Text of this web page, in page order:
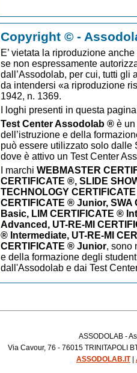
Copyright © -
E’ vietata la riproduzione
se non espressamente
dall’Assodolab, per cui, tutti gli
da intendersi «a riproduzione
1942, n. 1369.
I loghi presenti in questa
Test Center Assodolab ® è
dell’istruzione e della
può essere utilizzato solo dalle
dove è attivo un Test Center
I marchi WEBMASTER
CERTIFICATE ®, SLIDE
TECHNOLOGY
CERTIFICATE ® Junior, SWA
Basic, LIM CERTIFICATE ®
Advanced, UT-RE-MI
® Intermediate, UT-RE-MI
CERTIFICATE ® Junior, sono
e della formazione degli
dall'Assodolab e dai Test
ASSODOLAB -
Via Cavour, 76 - 76015 TRINITAPOLI
ASSODOLAB.IT|